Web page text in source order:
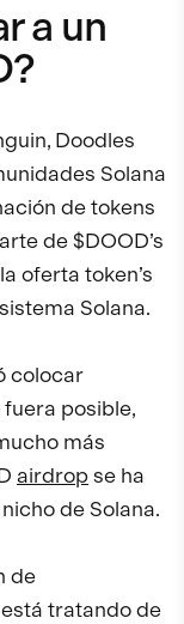
a un
Doodles
Solana
de tokens
de $DOOD’s
oferta token’s
Solana.
colocar
posible,
más
airdropse ha
de Solana.
de
tratando de